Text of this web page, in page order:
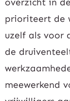
overzicht in
prioriteert de
uzelf als voor
de
meewerkend